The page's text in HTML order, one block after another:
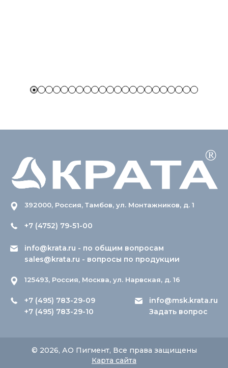
392000, Россия, Тамбов, ул. Монтажников, д. 1
+7 (4752) 79-51-00
info@krata.ru - по общим вопросам
sales@krata.ru - вопросы по продукции
125493, Россия, Москва, ул. Нарвская, д. 16
+7 (495) 783-29-09
+7 (495) 783-29-10
info@msk.krata.ru
Задать вопрос
© 2026, АО Пигмент, Все права защищены
Карта сайта